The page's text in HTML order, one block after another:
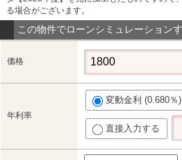
る場合がございます。
この物件でローンシミュレーション
価格
年利率
変動金利 (0.680％)
直接入力する